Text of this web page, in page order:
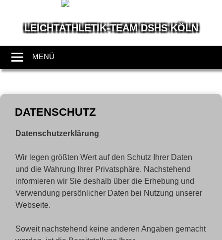
LEICHTATHLETIK-TEAM DSHS KÖLN
leben
Leichtathletik
MENÜ
Zum
InhaltDATENSCHUTZ
Datenschutzerklärung
Wir legen größten Wert auf den Schutz Ihrer Daten
und die Wahrung Ihrer Privatsphäre. Nachstehend
informieren wir Sie deshalb über die Erhebung und
Verwendung persönlicher Daten bei Nutzung unserer
Webseite.
Soweit nachstehend keine anderen Angaben gemacht